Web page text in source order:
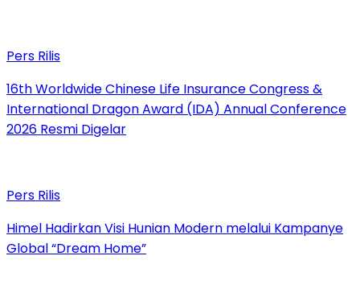
Pers Rilis
16th Worldwide Chinese Life Insurance Congress &
International Dragon Award (IDA) Annual Conference
2026 Resmi Digelar
Pers Rilis
Himel Hadirkan Visi Hunian Modern melalui Kampanye
Global “Dream Home”